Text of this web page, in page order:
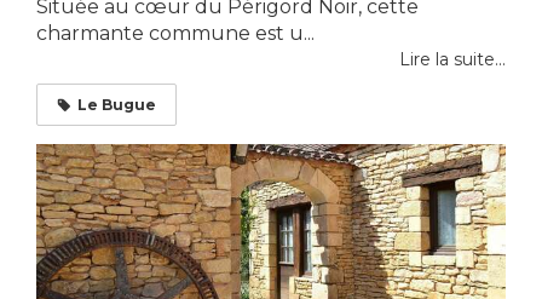
Située au cœur du Périgord Noir, cette
charmante commune est u...
Lire la suite...
Le Bugue